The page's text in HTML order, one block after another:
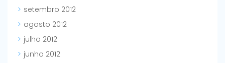
setembro 2012
agosto 2012
julho 2012
junho 2012